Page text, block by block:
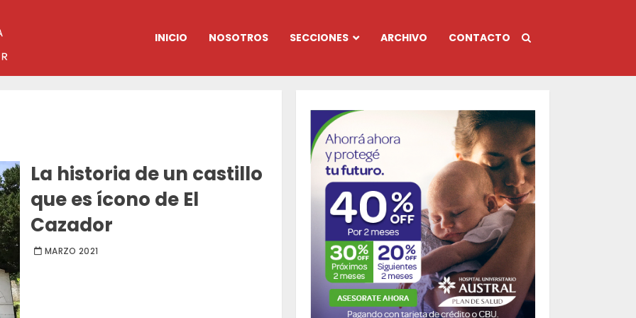
INICIO NOSOTROS SECCIONES ARCHIVO CONTACTO
La historia de un castillo
que es ícono de El
Cazador
MARZO 2021